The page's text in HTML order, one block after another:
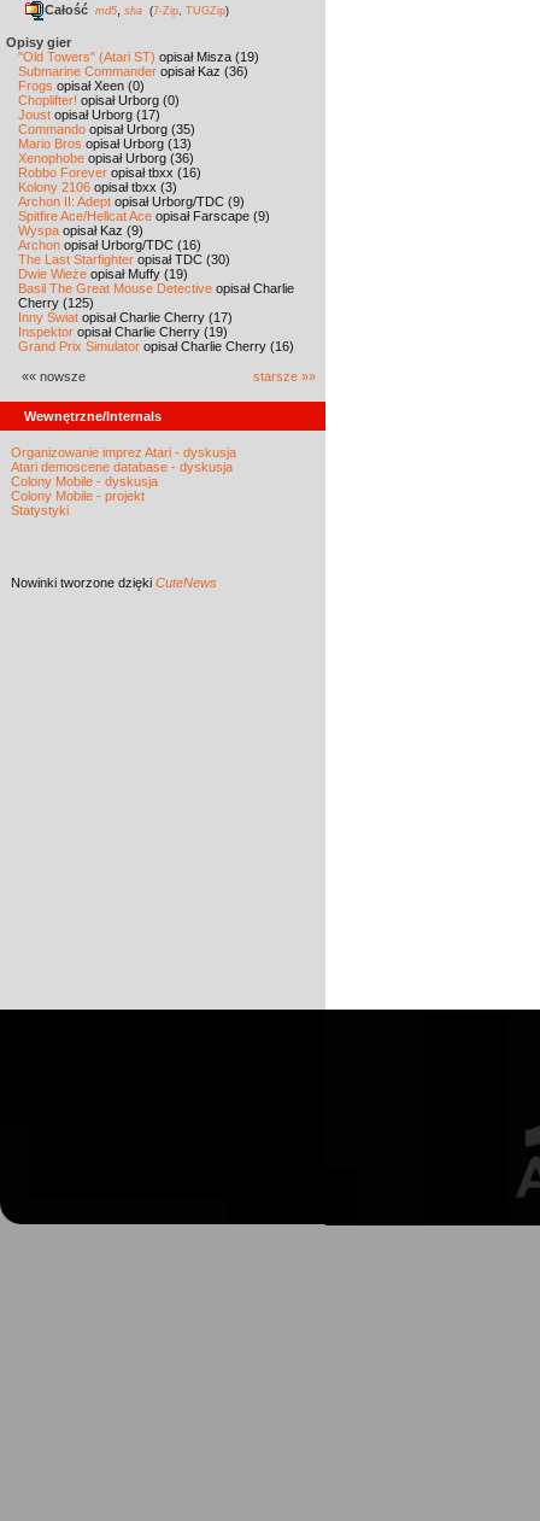
Całość md5 sha (7-Zip TUGZip)
Opisy gier
"Old Towers" (Atari ST) opisał Misza (19)
Submarine Commander opisał Kaz (36)
Frogs opisał Xeen (0)
Choplifter! opisał Urborg (0)
Joust opisał Urborg (17)
Commando opisał Urborg (35)
Mario Bros opisał Urborg (13)
Xenophobe opisał Urborg (36)
Robbo Forever opisał tbxx (16)
Kolony 2106 opisał tbxx (3)
Archon II: Adept opisał Urborg/TDC (9)
Spitfire Ace/Hellcat Ace opisał Farscape (9)
Wyspa opisał Kaz (9)
Archon opisał Urborg/TDC (16)
The Last Starfighter opisał TDC (30)
Dwie Wieże opisał Muffy (19)
Basil The Great Mouse Detective opisał Charlie
Cherry (125)
Inny Świat opisał Charlie Cherry (17)
Inspektor opisał Charlie Cherry (19)
Grand Prix Simulator opisał Charlie Cherry (16)
«« nowsze starsze »»
Wewnętrzne/Internals
Organizowanie imprez Atari - dyskusja
Atari demoscene database - dyskusja
Colony Mobile - dyskusja
Colony Mobile - projekt
Statystyki
Nowinki tworzone dzięki CuteNews